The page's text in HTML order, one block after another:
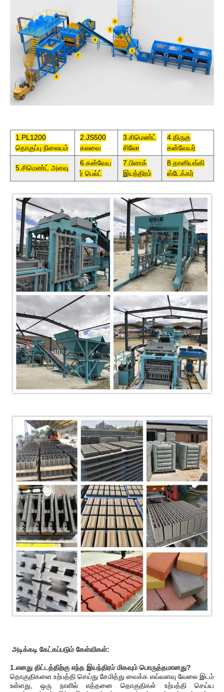
1.PL1200
தொகுப்பு நிலையம்
2.JS500
கலவை
3.சிமெண்ட்
சிலோ
4.திருகு
கன்வேயர்
5.சிமெண்ட் அளவு
6.கன்வேய
ர் பெல்ட்
7.பிளாக்
இயந்திரம்
8.தானியங்கி
ஸ்டேக்கர்
அடிக்கடி கேட்கப்படும் கேள்விகள்:
1.எனது திட்டத்திற்கு எந்த இயந்திரம் மிகவும் பொருத்தமானது?
தொகுதிகளை உற்பத்தி செய்து சேமித்து வைக்க எவ்வளவு வேலை இடம்
உள்ளது, ஒரு நாளில் எத்தனை தொகுதிகள் உற்பத்தி செய்ய